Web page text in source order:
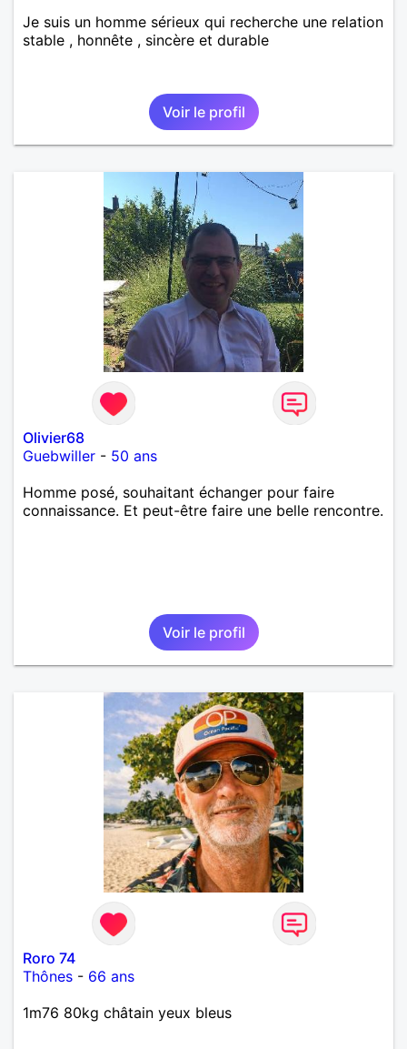
Je suis un homme sérieux qui recherche une relation
stable , honnête , sincère et durable
Voir le profil
Olivier68
Guebwiller - 50 ans
Homme posé, souhaitant échanger pour faire
connaissance. Et peut-être faire une belle rencontre.
Voir le profil
Roro 74
Thônes - 66 ans
1m76 80kg châtain yeux bleus